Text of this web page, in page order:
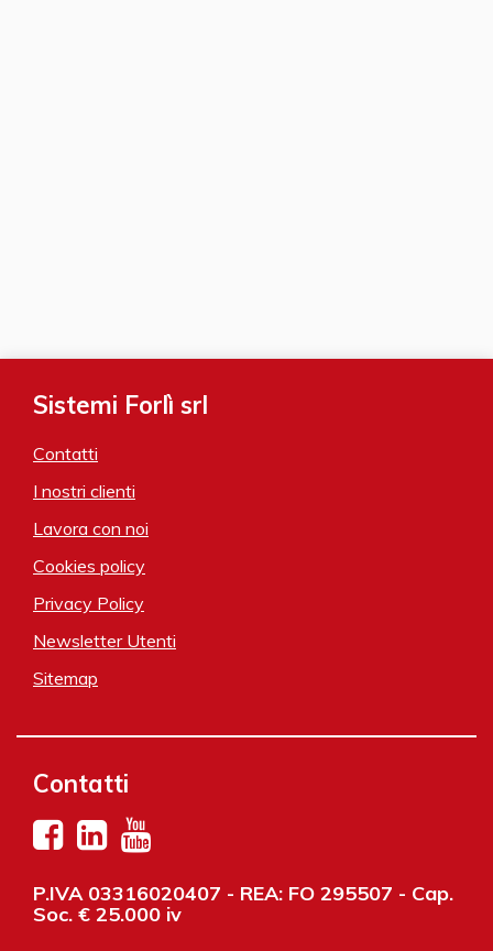
Sistemi Forlì srl
Contatti
I nostri clienti
Lavora con noi
Cookies policy
Privacy Policy
Newsletter Utenti
Sitemap
Contatti
P.IVA 03316020407 - REA: FO 295507 - Cap.
Soc. € 25.000 iv